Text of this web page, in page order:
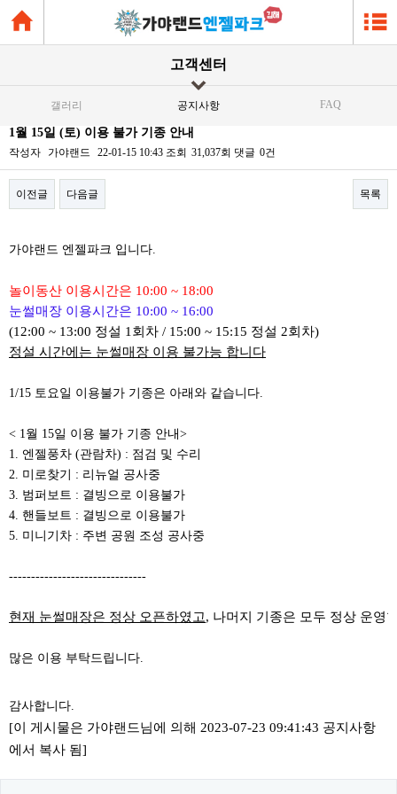
고객센터
갤러리 공지사항 FAQ
1월 15일 (토) 이용 불가 기종 안내
작성자 가야랜드 22-01-15 10:43 조회 31,037회 댓글 0건
이전글 다음글 목록
가야랜드 엔젤파크 입니다.
놀이동산 이용시간은 10:00 ~ 18:00
눈썰매장 이용시간은 10:00 ~ 16:00
(12:00 ~ 13:00 정설 1회차 / 15:00 ~ 15:15 정설 2회차)
정설 시간에는 눈썰매장 이용 불가능 합니다
1/15 토요일 이용불가 기종은 아래와 같습니다.
< 1월 15일 이용 불가 기종 안내>
1. 엔젤풍차 (관람차) : 점검 및 수리
2. 미로찾기 : 리뉴얼 공사중
3. 범퍼보트 : 결빙으로 이용불가
4. 핸들보트 : 결빙으로 이용불가
5. 미니기차 : 주변 공원 조성 공사중
-------------------------------
현재 눈썰매장은 정상 오픈하였고, 나머지 기종은 모두 정상 운영
많은 이용 부탁드립니다.
감사합니다.
[이 게시물은 가야랜드님에 의해 2023-07-23 09:41:43 공지사항
에서 복사 됨]